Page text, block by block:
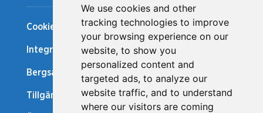
We use cookies and other
tracking technologies to improve
your browsing experience on our
website, to show you
personalized content and
targeted ads, to analyze our
website traffic, and to understand
where our visitors are coming
Cookiepolicy
Integritetspolicy
Bergsåker Nytt
Tillgänglighetsredogörelse